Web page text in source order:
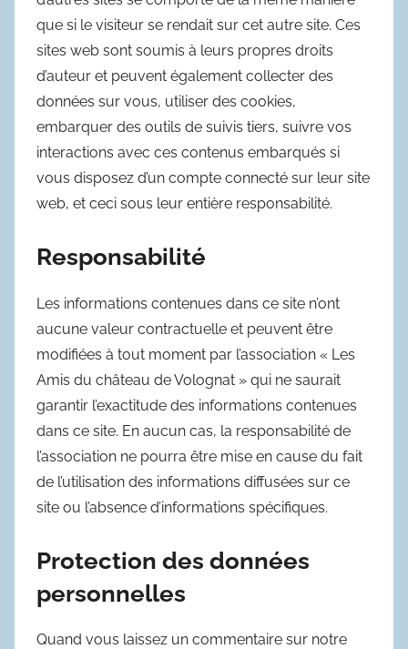
que si le visiteur se rendait sur cet autre site. Ces
sites web sont soumis à leurs propres droits
d’auteur et peuvent également collecter des
données sur vous, utiliser des cookies,
embarquer des outils de suivis tiers, suivre vos
interactions avec ces contenus embarqués si
vous disposez d’un compte connecté sur leur site
web, et ceci sous leur entière responsabilité.
Responsabilité
Les informations contenues dans ce site n’ont
aucune valeur contractuelle et peuvent être
modifiées à tout moment par l’association « Les
Amis du château de Volognat » qui ne saurait
garantir l’exactitude des informations contenues
dans ce site. En aucun cas, la responsabilité de
l’association ne pourra être mise en cause du fait
de l’utilisation des informations diffusées sur ce
site ou l’absence d’informations spécifiques.
Protection des données
personnelles
Quand vous laissez un commentaire sur notre